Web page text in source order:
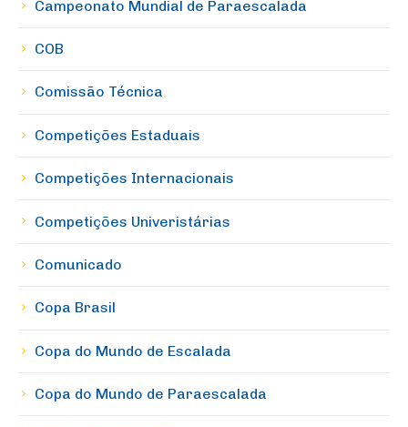
Campeonato Mundial de Paraescalada
COB
Comissão Técnica
Competições Estaduais
Competições Internacionais
Competições Univeristárias
Comunicado
Copa Brasil
Copa do Mundo de Escalada
Copa do Mundo de Paraescalada